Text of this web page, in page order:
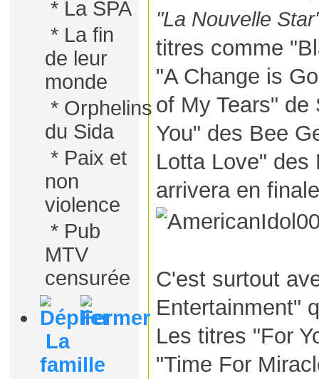
* La SPA
* La fin
de leur
monde
* Orphelins
du Sida
* Paix et
non
violence
* Pub
MTV
censurée
La
famille
"La Nouvelle
titres comme
"A Change is
of My Tears"
You" des Bee
Lotta Love" des
arrivera en
C'est surtout
Entertainment"
Les titres "For
"Time For